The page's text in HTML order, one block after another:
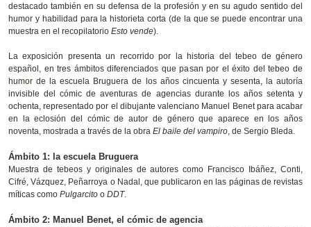
destacado también en su defensa de la profesión y en su agudo sentido del
humor y habilidad para la historieta corta (de la que se puede encontrar una
muestra en el recopilatorio Esto vende).
La exposición presenta un recorrido por la historia del tebeo de género
español, en tres ámbitos diferenciados que pasan por el éxito del tebeo de
humor de la escuela Bruguera de los años cincuenta y sesenta, la autoría
invisible del cómic de aventuras de agencias durante los años setenta y
ochenta, representado por el dibujante valenciano Manuel Benet para acabar
en la eclosión del cómic de autor de género que aparece en los años
noventa, mostrada a través de la obra El baile del vampiro, de Sergio Bleda.
Ámbito 1: la escuela Bruguera
Muestra de tebeos y originales de autores como Francisco Ibáñez, Conti,
Cifré, Vázquez, Peñarroya o Nadal, que publicaron en las páginas de revistas
míticas como Pulgarcito o DDT.
Ámbito 2: Manuel Benet, el cómic de agencia